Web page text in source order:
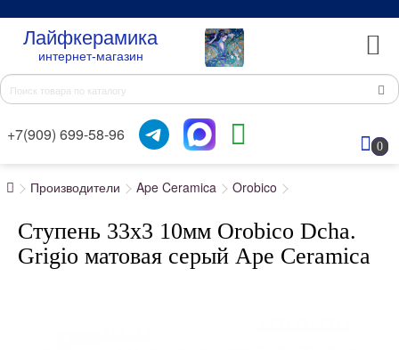
Лайфкерамика
интернет-магазин
+7(909) 699-58-96
0
Производители Ape Ceramica Orobico
Ступень 33x3 10мм Orobico Dcha.
Grigio матовая серый Ape Ceramica